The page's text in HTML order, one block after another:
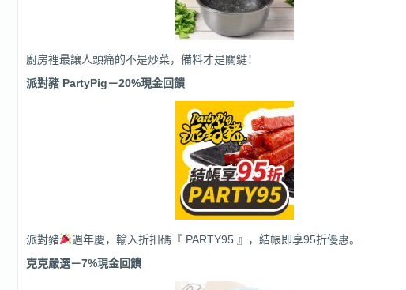
廚房裡最讓人頭痛的不是炒菜，備料才是關鍵！
派對豬 PartyPig－20%現金回饋
派對豬
週年慶，輸入折扣碼『 PARTY95 』，結帳即享95折優惠。
克克嚴選－7%現金回饋